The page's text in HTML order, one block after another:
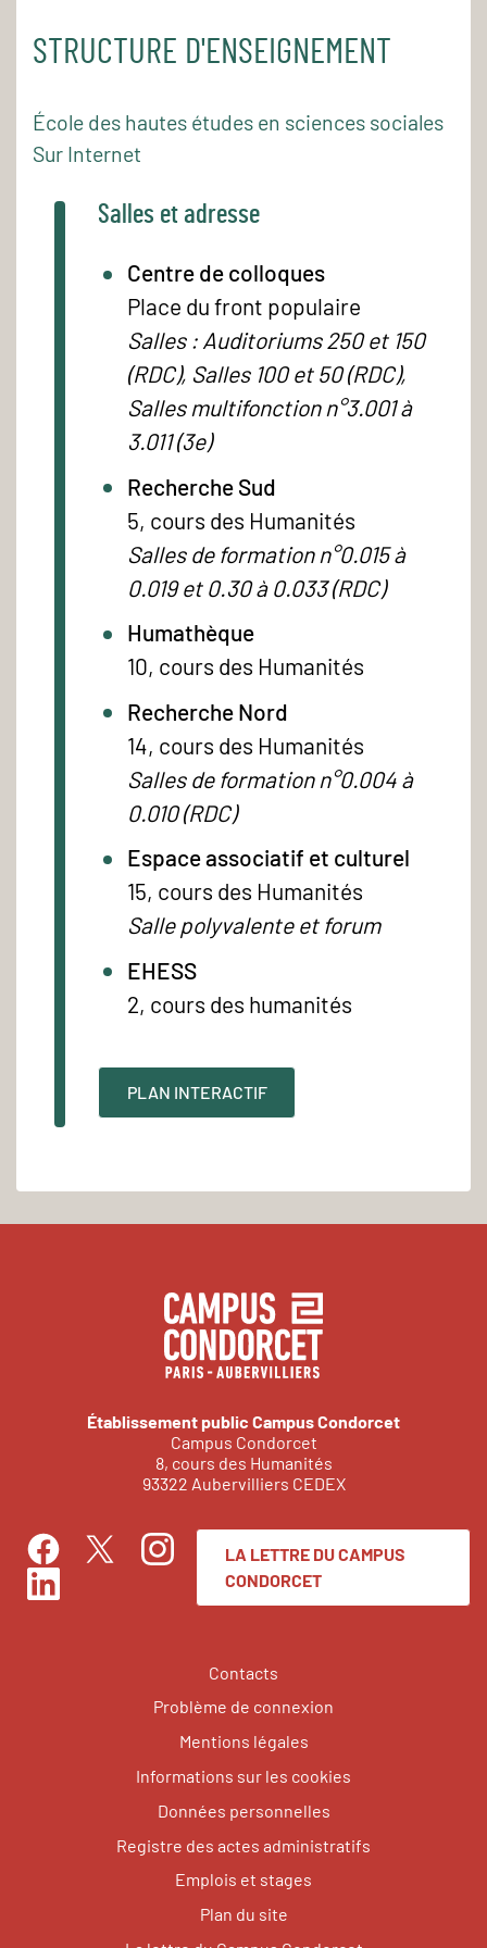
STRUCTURE D'ENSEIGNEMENT
École des hautes études en sciences sociales
Sur Internet
Salles et adresse
Centre de colloques
Place du front populaire
Salles : Auditoriums 250 et 150
(RDC), Salles 100 et 50 (RDC),
Salles multifonction n°3.001 à
3.011 (3e)
Recherche Sud
5, cours des Humanités
Salles de formation n°0.015 à
0.019 et 0.30 à 0.033 (RDC)
Humathèque
10, cours des Humanités
Recherche Nord
14, cours des Humanités
Salles de formation n°0.004 à
0.010 (RDC)
Espace associatif et culturel
15, cours des Humanités
Salle polyvalente et forum
EHESS
2, cours des humanités
PLAN INTERACTIF
Établissement public Campus Condorcet
Campus Condorcet
8, cours des Humanités
93322 Aubervilliers CEDEX
FacebookTwitterInstagram
LinkedIn
LA LETTRE DU CAMPUS
CONDORCET
Contacts
Problème de connexion
Mentions légales
Informations sur les cookies
Données personnelles
Registre des actes administratifs
Emplois et stages
Plan du site